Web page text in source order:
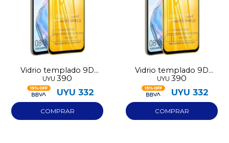
Vidrio templado 9D
Iphone 15
UYU 390
UYU 332
Vidrio templado 9D
Iphone 16
UYU 390
UYU 332